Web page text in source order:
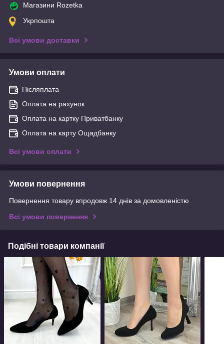
Магазини Rozetka
Укрпошта
Всі умови доставки
Умови оплати
Післяплата
Оплата на рахунок
Оплата на картку Приватбанку
Оплата на карту Ощадбанку
Всі умови оплати
Умови повернення
Повернення товару впродовж 14 днів за домовленістю
Всі умови повернення
Подібні товари компанії